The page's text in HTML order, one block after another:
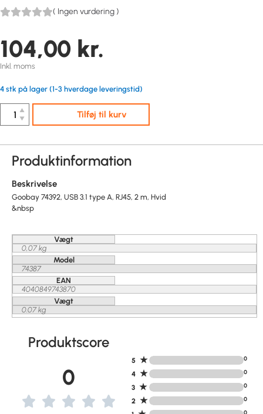
( Ingen vurdering )
104,00 kr.
Inkl. moms
4 stk på lager (1-3 hverdage leveringstid)
▲
▼
Tilføj til kurv
Produktinformation
Beskrivelse
Goobay 74392, USB 3.1 type A, RJ45, 2 m, Hvid
&nbsp
Vægt
0,07 kg
Model
74387
EAN
4040849743870
Vægt
0.07 kg
Produktscore
0
5 ★ 0
4 ★ 0
3 ★ 0
2 ★ 0
0